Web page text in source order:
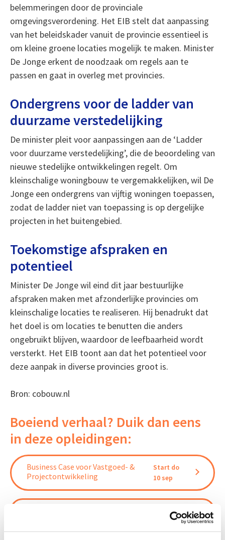
belemmeringen door de provinciale
omgevingsverordening. Het EIB stelt dat aanpassing
van het beleidskader vanuit de provincie essentieel is
om kleine groene locaties mogelijk te maken. Minister
De Jonge erkent de noodzaak om regels aan te
passen en gaat in overleg met provincies.
Ondergrens voor de ladder van
duurzame verstedelijking
De minister pleit voor aanpassingen aan de ‘Ladder
voor duurzame verstedelijking’, die de beoordeling van
nieuwe stedelijke ontwikkelingen regelt. Om
kleinschalige woningbouw te vergemakkelijken, wil De
Jonge een ondergrens van vijftig woningen toepassen,
zodat de ladder niet van toepassing is op dergelijke
projecten in het buitengebied.
Toekomstige afspraken en
potentieel
Minister De Jonge wil eind dit jaar bestuurlijke
afspraken maken met afzonderlijke provincies om
kleinschalige locaties te realiseren. Hij benadrukt dat
het doel is om locaties te benutten die anders
ongebruikt blijven, waardoor de leefbaarheid wordt
versterkt. Het EIB toont aan dat het potentieel voor
deze aanpak in diverse provincies groot is.
Bron: cobouw.nl
Boeiend verhaal? Duik dan eens
in deze opleidingen:
Business Case voor Vastgoed- &
Projectontwikkeling
Start do
10 sep
Start wo 16 sep